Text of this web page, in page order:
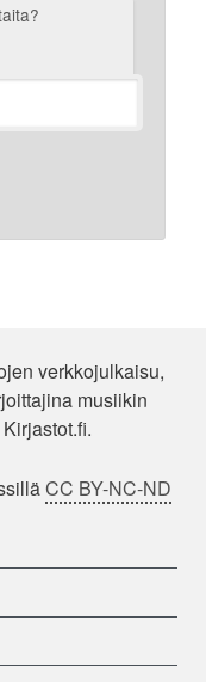
verkkojulkaisu,
musiikin
CC BY-NC-ND